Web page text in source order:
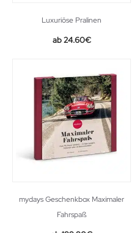
Luxuriöse Pralinen
Original
28.99€.
24.60€Current
24.60€.
mydays Geschenkbox Maximaler
Fahrspaß